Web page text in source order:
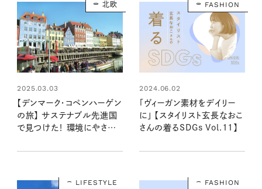
北欧
2025.03.03
【デンマーク・コペンハーゲン
の旅】 サステナブル先進国
で見つけた！ 環境にやさしい
FASHION
2024.06.02
「ヴィーガン素材をデイリー
に」 【スタイリスト玄長なおこ
さんの着るSDGs Vol.11】
LIFESTYLE FASHION